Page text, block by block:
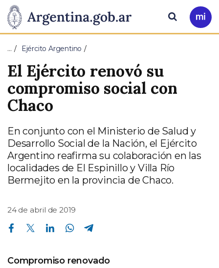
Presidencia
de
la
Nación
Pasar al contenido principal
Ir
a
Buscar
… Ejército Argentino
El Ejército renovó su
compromiso social con
Chaco
En conjunto con el Ministerio de Salud y
Desarrollo Social de la Nación, el Ejército
Argentino reafirma su colaboración en las
localidades de El Espinillo y Villa Río
Bermejito en la provincia de Chaco.
24 de abril de 2019
Compartir en Facebook Compartir en Twitter Compartir en Linkedin Compartir en Whatsapp
Compromiso renovado